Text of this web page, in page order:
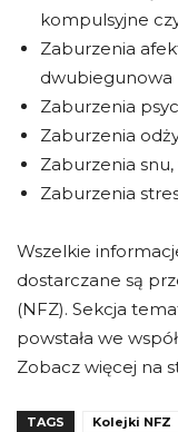
kompulsyjne
Zaburzenia
dwubiegunowa
Zaburzenia
Zaburzenia
Zaburzenia
Zaburzenia
Wszelkie
dostarczane są
(NFZ). Sekcja
powstała we
Zobacz więcej na
TAGS Kolejki NFZ